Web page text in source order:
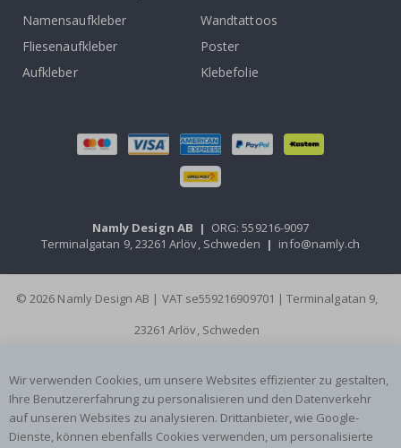
Namensaufkleber
Wandtattoos
Fliesenaufkleber
Poster
Aufkleber
Klebefolie
Namly Design AB | ORG: 559216-9097
Terminalgatan 9, 23261 Arlöv, Schweden | info@namly.ch
© 2026 Namly Design AB | VAT se559216909701 | Terminalgatan 9,
23261 Arlöv, Schweden
Wir verwenden Cookies, um unsere Websites effizienter zu gestalten,
Ihre Benutzererfahrung zu personalisieren und den Datenverkehr
auf unseren Websites zu analysieren. Drittanbieter, wie Google-
Dienste, können ebenfalls Cookies verwenden, um personalisierte